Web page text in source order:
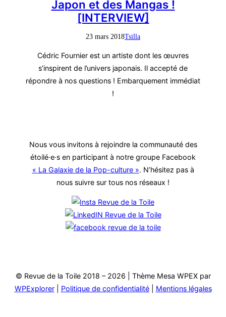
Japon et des Mangas !
[INTERVIEW]
23 mars 2018Tsilla
Cédric Fournier est un artiste dont les œuvres
s’inspirent de l’univers japonais. Il accepté de
répondre à nos questions ! Embarquement immédiat
!
Nous vous invitons à rejoindre la communauté des
étoilé·e·s en participant à notre groupe Facebook
« La Galaxie de la Pop-culture ». N’hésitez pas à
nous suivre sur tous nos réseaux !
© Revue de la Toile 2018 – 2026 | Thème Mesa WPEX par
WPExplorer| Politique de confidentialité| Mentions légales